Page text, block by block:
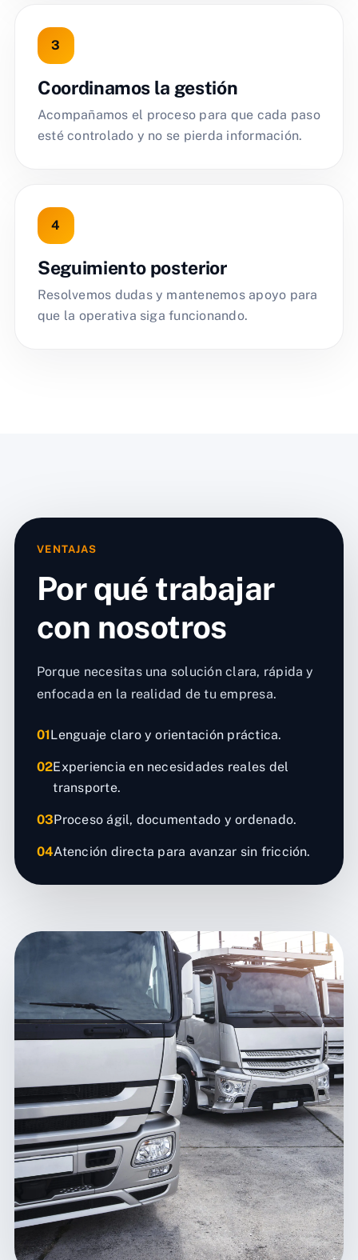
Coordinamos la gestión
Acompañamos el proceso para que cada paso
esté controlado y no se pierda información.
Seguimiento posterior
Resolvemos dudas y mantenemos apoyo para
que la operativa siga funcionando.
VENTAJAS
Por qué trabajar
con nosotros
Porque necesitas una solución clara, rápida y
enfocada en la realidad de tu empresa.
01Lenguaje claro y orientación práctica.
02Experiencia en necesidades reales del
transporte.
03Proceso ágil, documentado y ordenado.
04Atención directa para avanzar sin fricción.